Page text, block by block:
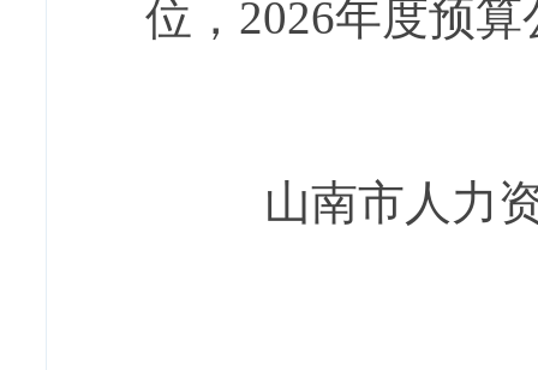
位， 2026年度预算
山南市人力